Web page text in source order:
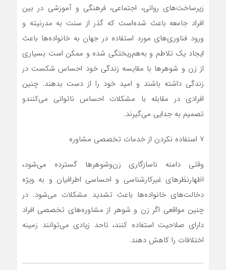
زیرساخت‌های روانی، اجتماعی، فرهنگی و آموزشی در بین
افراد جامعه باعث شده‌است که گذر از سنت به مدرنیته و
ورود فناوری‌های مورد استفاده در جهان به خانواده‌ها باعث
ایجاد یک تلاطم و به‌هم‌ریختگی شده و ممکن است بسیاری
از زن ‌و ‌شوهر‌ها با مقایسه زندگی خود احساس شکست در
زندگی داشته باشند و امید خود را از دست بدهند. چنین
افرادی در مقابله با مشکلات احساس ناتوانی می‌کنندو
تصمیم به جدایی می‌گیرند.
۷ استفاده نکردن از خدمات تخصصی مشاوره
وقتی دامنه ناسازگاری زن‌و‌شوهر‌ها گسترده می‌شود،
اظهارنظر‌های غیرکارشناسی و احساسی اطرافیان و به ویژه
دخالت‌های خانواده‌ها باعث تشدید مشکلات می‌شود. در
چنین مواقعی اگر زن و شوهر از مشاوره‌های تخصصی افراد
دارای صلاحیت استفاده کنند، تاحد زیادی می‌توانند زمینه
اختلافات را کاهش دهند.